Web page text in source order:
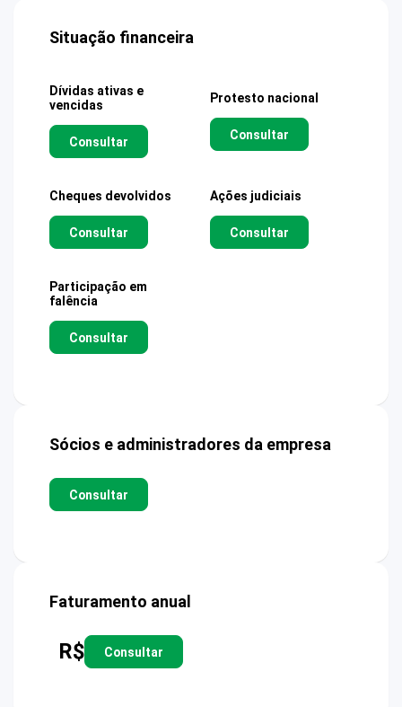
Situação financeira
Dívidas ativas e
vencidas
Consultar
Protesto nacional
Consultar
Cheques devolvidos
Consultar
Ações judiciais
Consultar
Participação em
falência
Consultar
Sócios e administradores da empresa
Consultar
Faturamento anual
R$ Consultar